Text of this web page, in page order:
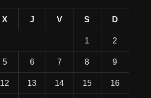
X J V S D
1 2
5 6 7 8 9
12 13 14 15 16